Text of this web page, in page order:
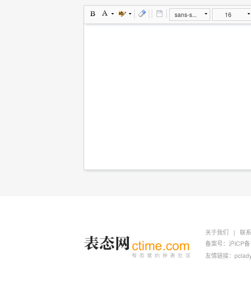
sans-s... 16
关于我们 | 联
备案号：沪ICP
友情链接：